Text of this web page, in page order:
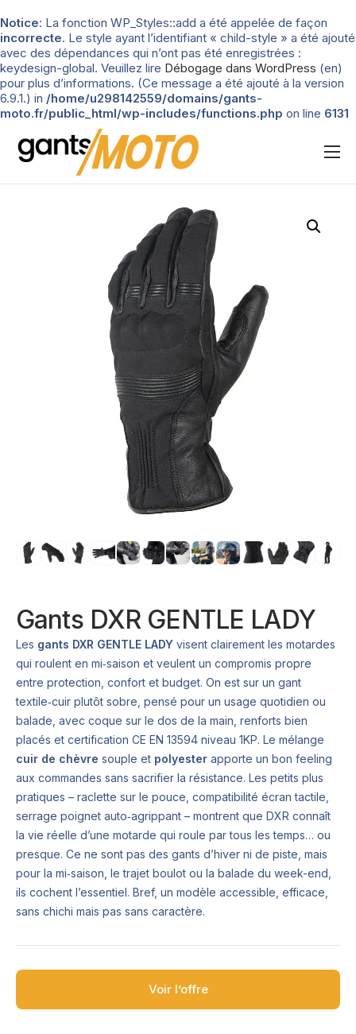
Notice: La fonction WP_Styles::add a été appelée de façon
incorrecte. Le style ayant l’identifiant « child-style » a été ajouté
avec des dépendances qui n’ont pas été enregistrées :
keydesign-global. Veuillez lire Débogage dans WordPress (en)
pour plus d’informations. (Ce message a été ajouté à la version
6.9.1.) in /home/u298142559/domains/gants-
moto.fr/public_html/wp-includes/functions.php on line 6131
Nos tests
Gants DXR GENTLE LADY
Les gants DXR GENTLE LADY visent clairement les motardes
qui roulent en mi‑saison et veulent un compromis propre
entre protection, confort et budget. On est sur un gant
textile‑cuir plutôt sobre, pensé pour un usage quotidien ou
balade, avec coque sur le dos de la main, renforts bien
placés et certification CE EN 13594 niveau 1KP. Le mélange
cuir de chèvre souple et polyester apporte un bon feeling
aux commandes sans sacrifier la résistance. Les petits plus
pratiques – raclette sur le pouce, compatibilité écran tactile,
serrage poignet auto‑agrippant – montrent que DXR connaît
la vie réelle d’une motarde qui roule par tous les temps… ou
presque. Ce ne sont pas des gants d’hiver ni de piste, mais
pour la mi‑saison, le trajet boulot ou la balade du week-end,
ils coch­­ent l’essentiel. Bref, un modèle accessible, efficace,
sans chichi mais pas sans caractère.
Voir l’offre